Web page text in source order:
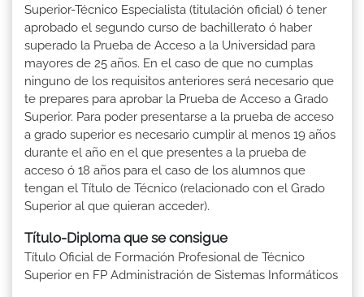
Superior-Técnico Especialista (titulación oficial) ó tener
aprobado el segundo curso de bachillerato ó haber
superado la Prueba de Acceso a la Universidad para
mayores de 25 años. En el caso de que no cumplas
ninguno de los requisitos anteriores será necesario que
te prepares para aprobar la Prueba de Acceso a Grado
Superior. Para poder presentarse a la prueba de acceso
a grado superior es necesario cumplir al menos 19 años
durante el año en el que presentes a la prueba de
acceso ó 18 años para el caso de los alumnos que
tengan el Título de Técnico (relacionado con el Grado
Superior al que quieran acceder).
Título-Diploma que se consigue
Título Oficial de Formación Profesional de Técnico
Superior en FP Administración de Sistemas Informáticos